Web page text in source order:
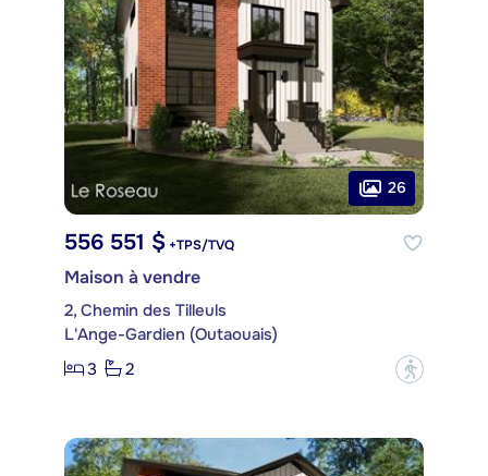
26
556 551 $ +TPS/TVQ
Maison à vendre
2, Chemin des Tilleuls
L'Ange-Gardien (Outaouais)
3
2 ?